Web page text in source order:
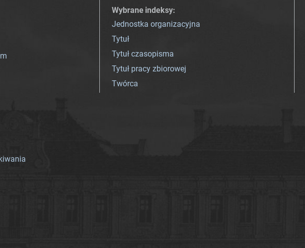
Wybrane indeksy:
Jednostka organizacyjna
Tytuł
Tytuł czasopisma
Tytuł pracy zbiorowej
Twórca